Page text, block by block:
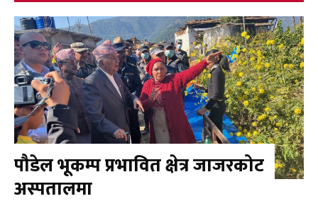
पौडेल भूकम्प प्रभावित क्षेत्र जाजरकोट
अस्पतालमा